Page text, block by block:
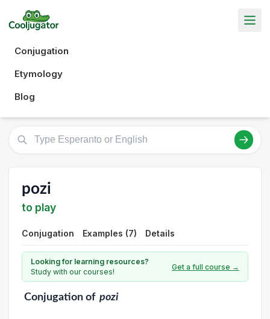
Conjugation
Etymology
Blog
pozi
to play
Conjugation Examples (7) Details
Looking for learning resources?
Study with our courses!
Get a full course →
Conjugationof pozi